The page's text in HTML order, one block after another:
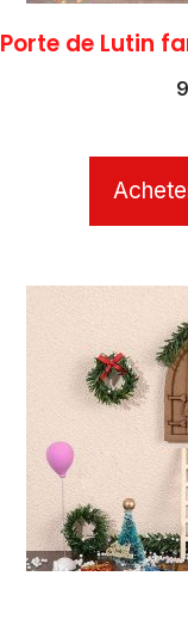
Porte de Lutin